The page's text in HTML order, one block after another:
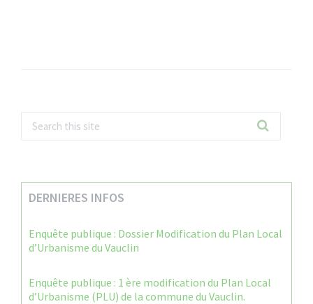
DERNIERES INFOS
Enquête publique : Dossier Modification du Plan Local
d’Urbanisme du Vauclin
Enquête publique : 1 ère modification du Plan Local
d’Urbanisme (PLU) de la commune du Vauclin.